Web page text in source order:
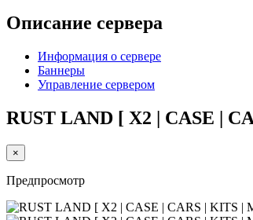
Описание сервера
Информация о сервере
Баннеры
Управление сервером
RUST LAND [ X2 | CASE |
×
Предпросмотр